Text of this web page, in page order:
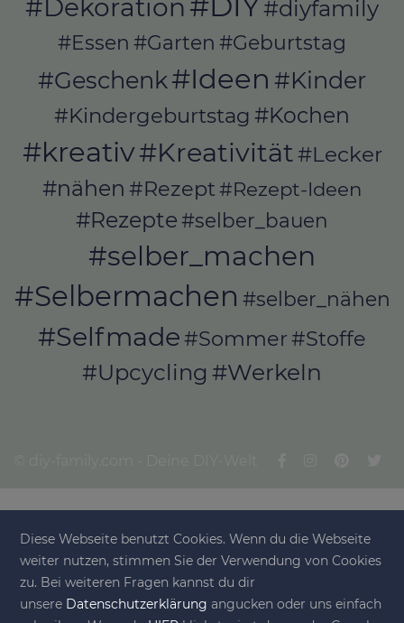
#Dekoration
#diyfamily
#Essen #Garten #Geburtstag
#Geschenk#Ideen #Kinder
#Kindergeburtstag #Kochen
#kreativ#Kreativität#Lecker
#nähen #Rezept#Rezept-Ideen
#Rezepte#selber_bauen
#selber_machen
#Selbermachen #selber_nähen
#Selfmade#Sommer#Stoffe
#Upcycling #Werkeln
Diese Webseite benutzt Cookies. Wenn du die Webseite
weiter nutzen, stimmen Sie der Verwendung von Cookies
zu. Bei weiteren Fragen kannst du dir
unsere Datenschutzerklärung angucken oder uns einfach